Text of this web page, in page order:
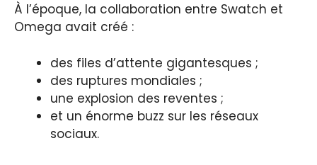
À l’époque, la collaboration entre Swatch et
Omega avait créé :
des files d’attente gigantesques ;
des ruptures mondiales ;
une explosion des reventes ;
et un énorme buzz sur les réseaux
sociaux.